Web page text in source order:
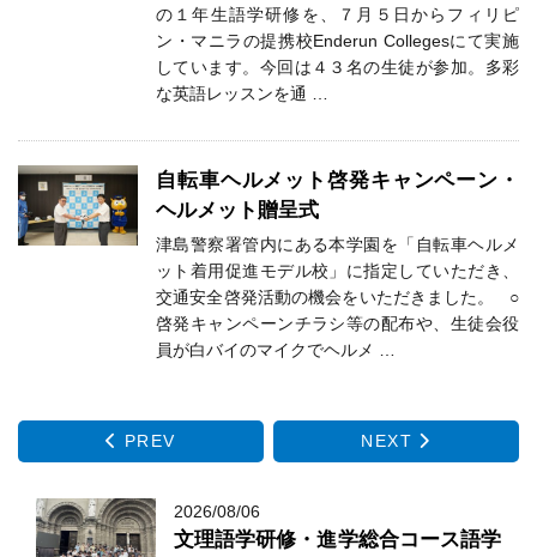
の１年生語学研修を、７月５日からフィリピ
ン・マニラの提携校Enderun Collegesにて実施
しています。今回は４３名の生徒が参加。多彩
な英語レッスンを通 …
自転車ヘルメット啓発キャンペーン・
ヘルメット贈呈式
津島警察署管内にある本学園を「自転車ヘルメ
ット着用促進モデル校」に指定していただき、
交通安全啓発活動の機会をいただきました。 ○
啓発キャンペーンチラシ等の配布や、生徒会役
員が白バイのマイクでヘルメ …
PREV NEXT
2026/08/06
文理語学研修・進学総合コース語学